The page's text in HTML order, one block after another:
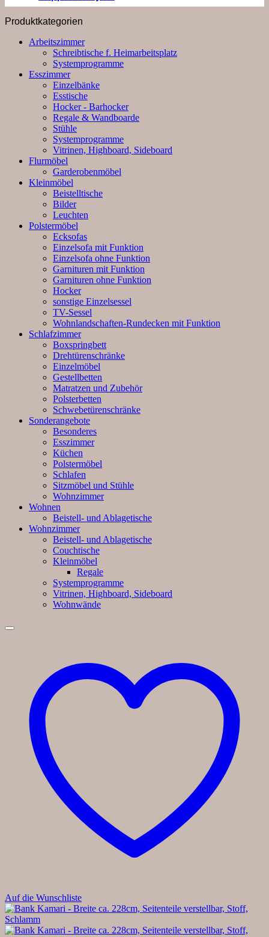
Produktkategorien
Arbeitszimmer
Schreibtische f. Heimarbeitsplatz
Systemprogramme
Esszimmer
Einzelbänke
Esstische
Hocker - Barhocker
Regale & Wandboarde
Stühle
Systemprogramme
Vitrinen, Highboard, Sideboard
Flurmöbel
Garderobenmöbel
Kleinmöbel
Beistelltische
Bilder
Leuchten
Polstermöbel
Ecksofas
Einzelsofa mit Funktion
Einzelsofa ohne Funktion
Garnituren mit Funktion
Garnituren ohne Funktion
Hocker
sonstige Einzelsessel
TV-Sessel
Wohnlandschaften-Rundecken mit Funktion
Schlafzimmer
Boxspringbett
Drehtürenschränke
Einzelmöbel
Gestellbetten
Matratzen und Zubehör
Polsterbetten
Schwebetürenschränke
Sonderangebote
Besonderes
Esszimmer
Küchen
Polstermöbel
Schlafen
Sitzmöbel und Stühle
Wohnzimmer
Wohnen
Beistell- und Ablagetische
Wohnzimmer
Beistell- und Ablagetische
Couchtische
Kleinmöbel
Regale
Systemprogramme
Vitrinen, Highboard, Sideboard
Wohnwände
Auf die Wunschliste